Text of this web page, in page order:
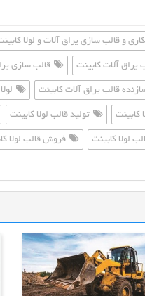
و قالب سازی یراق آلات و لولا
یراق آلات کابینت قالب سازی
قالب یراق آلات کابینت
کابینت تولید قالب لولا کابینت
لولا کابینت فروش قالب لولا